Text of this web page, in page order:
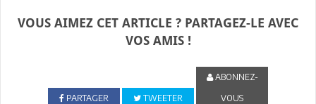
VOUS AIMEZ CET ARTICLE ? PARTAGEZ-LE AVEC
VOS AMIS !
PARTAGER TWEETER
ABONNEZ-
VOUS